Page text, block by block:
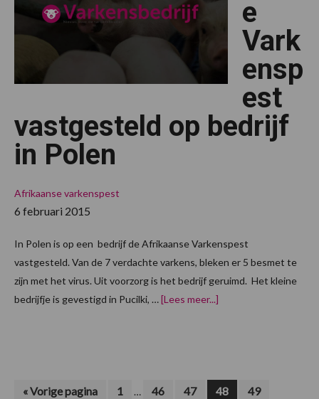
e
Vark
ensp
est
vastgesteld op bedrijf
in Polen
Afrikaanse varkenspest
6 februari 2015
In Polen is op een bedrijf de Afrikaanse Varkenspest
vastgesteld. Van de 7 verdachte varkens, bleken er 5 besmet te
zijn met het virus. Uit voorzorg is het bedrijf geruimd. Het kleine
bedrijfje is gevestigd in Pucilki, …[Lees meer...]
«Ga
Vorige pagina Pagina
1
Interim
… Pagina
46 Pagina
47 Pagina
48 Pagina
49